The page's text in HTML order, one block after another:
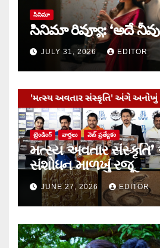
సినిమా
సినిమా రివ్యూ: ‘అదే నీవు
JULY 31, 2026 EDITOR
ట్రెండింగ్ వార్త‌లు వెబ్ ప్రత్యేకం
મત્સ્ય અવતાર
સંશોધન માળખું રજૂ
JUNE 27, 2026 EDITOR